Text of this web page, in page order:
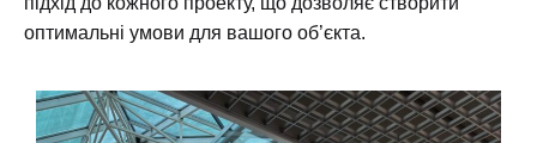
оптимальні умови для вашого об’єкта.